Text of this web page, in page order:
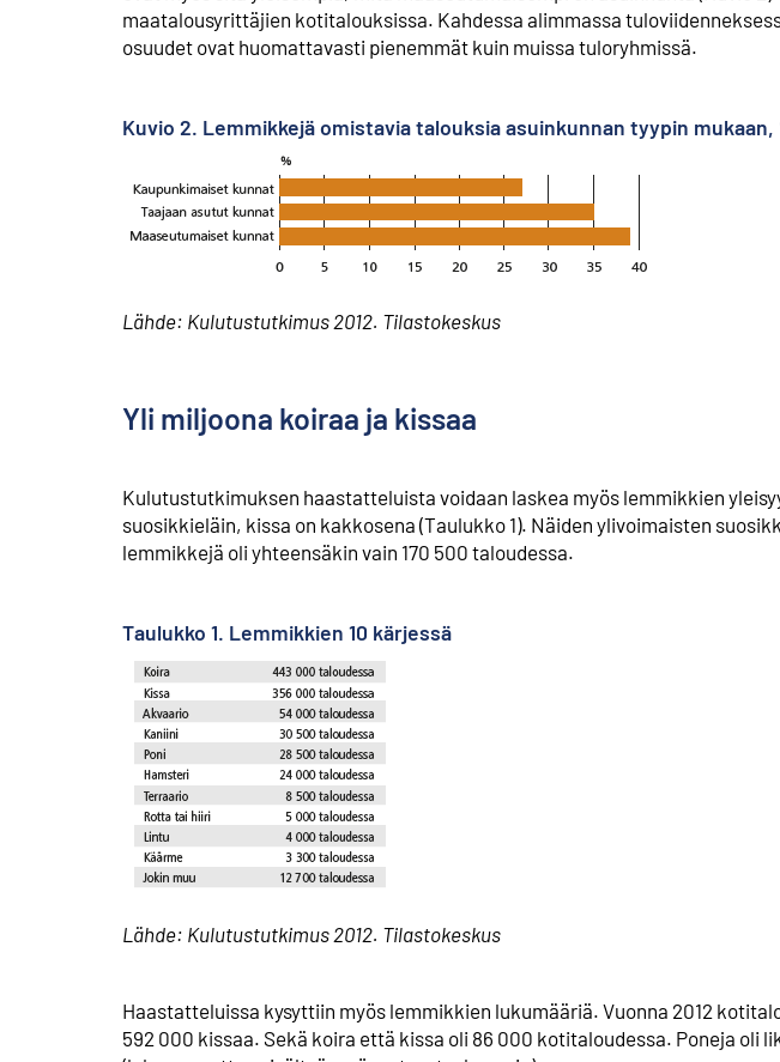
maatalous­yrittäjien kotitalouksissa. Kahdessa alimmassa
osuudet ovat huomattavasti pienemmät kuin muissa tuloryhmissä.
Kuvio 2. Lemmikkejä omistavia talouksia asuinkunnan tyypin mukaan,
Lähde: Kulutustutkimus 2012. Tilastokeskus
Yli miljoona koiraa ja kissaa
Kulutustutkimuksen haastatteluista voidaan laskea myös lemmikkien
suosikkieläin, kissa on kakkosena (Taulukko 1). Näiden ylivoimaisten
lemmikkejä oli yhteensäkin vain 170 500 taloudessa.
Taulukko 1. Lemmikkien 10 kärjessä
Lähde: Kulutustutkimus 2012. Tilastokeskus
Haastatteluissa kysyttiin myös lemmikkien lukumääriä. Vuonna 2012
592 000 kissaa. Sekä koira että kissa oli 86 000 kotitaloudessa. Poneja oli